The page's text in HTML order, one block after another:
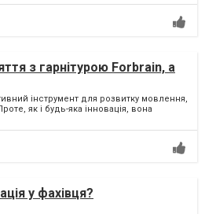
з гарнітурою Forbrain, а
інструмент для розвитку мовлення,
як і будь-яка інновація, вона
у фахівця?